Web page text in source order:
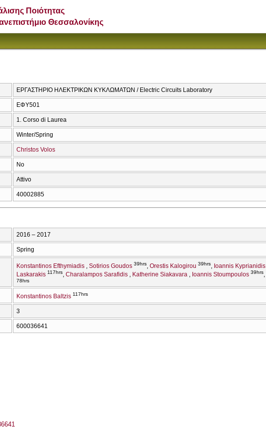
Ποιότητας
Θεσσαλονίκης
ΕΡΓΑΣΤΗΡΙΟ ΗΛΕΚΤΡΙΚΩΝ ΚΥΚΛΩΜΑΤΩΝ / Electric Circuits Laboratory
ΕΦΥ501
1. Corso di Laurea
Winter/Spring
Christos Volos
No
Attivo
40002885
2016 – 2017
Spring
Konstantinos Efthymiadis Sotirios Goudos 39hrs Orestis Kalogirou 39hrs Ioannis Kyprianidis
Laskarakis 117hrs Charalampos Sarafidis Katherine Siakavara Ioannis Stoumpoulos 39hrs
78hrs
Konstantinos Baltzis 117hrs
3
600036641